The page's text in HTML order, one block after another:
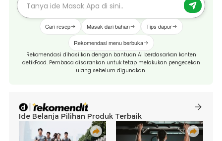
Cari resep Masak dari bahan Tips dapur
Rekomendasi menu berbuka
Rekomendasi dihasilkan dengan bantuan AI berdasarkan konten
detikFood. Pembaca disarankan untuk tetap melakukan pengecekan
ulang sebelum digunakan.